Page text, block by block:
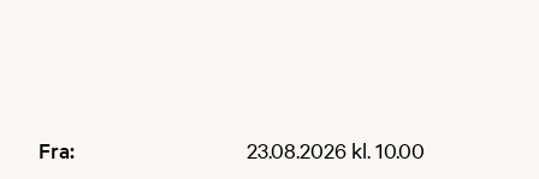
Fra: 23.08.2026 kl. 10.00